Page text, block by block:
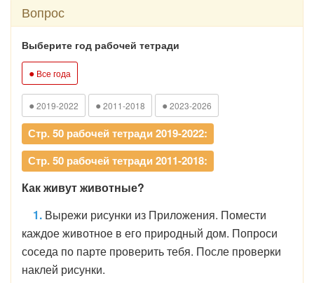
Вопрос
Выберите год рабочей тетради
● Все года
● 2019-2022 ● 2011-2018 ● 2023-2026
Стр. 50 рабочей тетради 2019-2022:
Стр. 50 рабочей тетради 2011-2018:
Как живут животные?
1. Вырежи рисунки из Приложения. Помести
каждое животное в его природный дом. Попроси
соседа по парте проверить тебя. После проверки
наклей рисунки.